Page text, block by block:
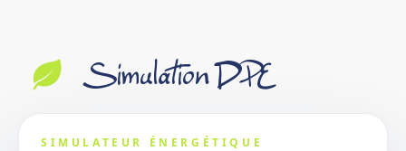
Simulation DPE
SIMULATEUR ÉNERGÉTIQUE